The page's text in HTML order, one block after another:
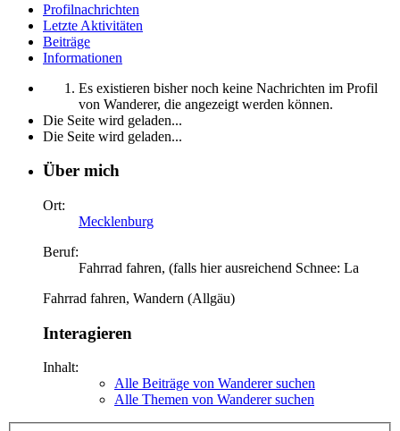
Profilnachrichten
Letzte Aktivitäten
Beiträge
Informationen
Es existieren bisher noch keine Nachrichten im Profil
von Wanderer, die angezeigt werden können.
Die Seite wird geladen...
Die Seite wird geladen...
Über mich
Ort:
Mecklenburg
Beruf:
Fahrrad fahren, (falls hier ausreichend Schnee: La
Fahrrad fahren, Wandern (Allgäu)
Interagieren
Inhalt:
Alle Beiträge von Wanderer suchen
Alle Themen von Wanderer suchen